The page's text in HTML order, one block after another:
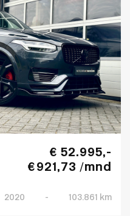
€ 52.995,-
€ 921,73 /mnd
2020 - 103.861 km